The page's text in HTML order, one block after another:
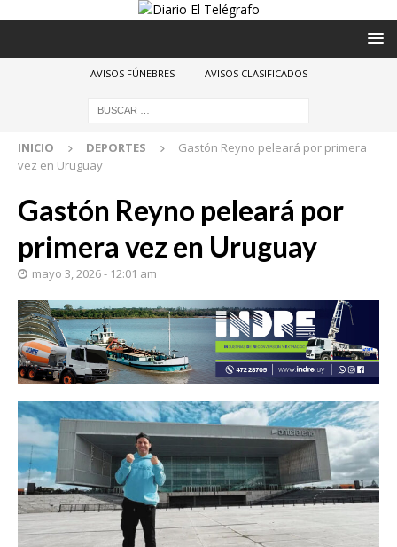
AVISOS FÚNEBRES AVISOS CLASIFICADOS
INICIO DEPORTES
Gastón Reyno peleará por primera
vez en Uruguay
Gastón Reyno peleará por
primera vez en Uruguay
mayo 3, 2026 - 12:01 am